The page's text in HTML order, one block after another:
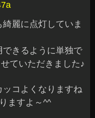
麗に点灯していま
きるように単独で
ていただきました♪
コよくなりますね
ますよ～^^